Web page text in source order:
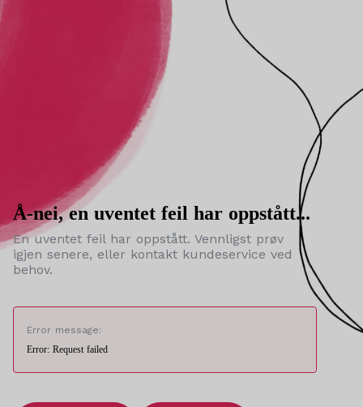
Å-nei, en uventet feil har oppstått...
En uventet feil har oppstått. Vennligst prøv
igjen senere, eller kontakt kundeservice ved
behov.
Error message:
Error: Request failed